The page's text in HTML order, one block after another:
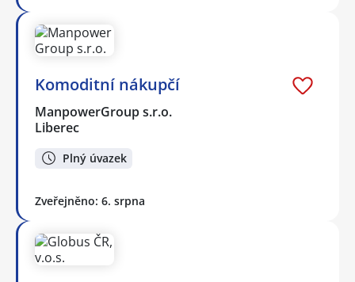
Komoditní nákupčí
ManpowerGroup s.r.o.
Liberec
Plný úvazek
Zveřejněno: 6. srpna